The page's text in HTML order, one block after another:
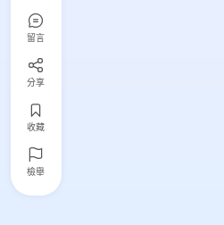
留言
分享
收藏
檢舉